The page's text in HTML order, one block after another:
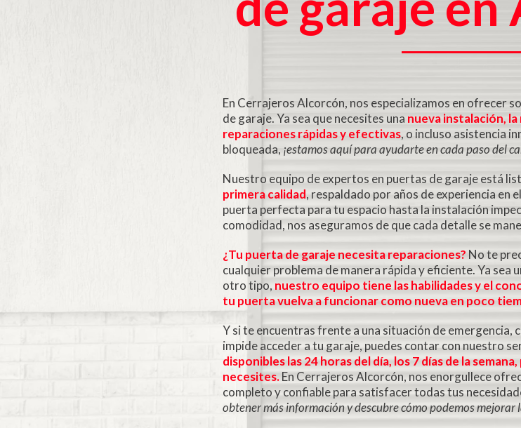
En Cerrajeros Alcorcón, nos especializamos en ofrecer
de garaje. Ya sea que necesites una nueva instalación,
reparaciones rápidas y efectivas, o incluso asistencia
bloqueada, ¡estamos aquí para ayudarte en cada paso del
Nuestro equipo de expertos en puertas de garaje está
primera calidad, respaldado por años de experiencia en
puerta perfecta para tu espacio hasta la instalación
comodidad, nos aseguramos de que cada detalle se
¿Tu puerta de garaje necesita reparaciones? No te
cualquier problema de manera rápida y eficiente. Ya sea
otro tipo, nuestro equipo tiene las habilidades y el
tu puerta vuelva a funcionar como nueva en poco
Y si te encuentras frente a una situación de emergencia,
impide acceder a tu garaje, puedes contar con nuestro
disponibles las 24 horas del día, los 7 días de la
necesites.En Cerrajeros Alcorcón, nos enorgullece
completo y confiable para satisfacer todas tus
obtener más información y descubre cómo podemos